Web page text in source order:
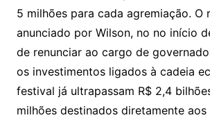
5 milhões para cada agremiação. O
anunciado por Wilson, no no início
de renunciar ao cargo de
os investimentos ligados à cadeia
festival já ultrapassam R$ 2,4
milhões destinados diretamente aos